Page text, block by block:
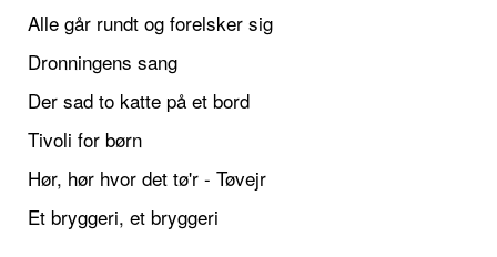
Alle går rundt og forelsker sig
Dronningens sang
Der sad to katte på et bord
Tivoli for børn
Hør, hør hvor det tø'r - Tøvejr
Et bryggeri, et bryggeri